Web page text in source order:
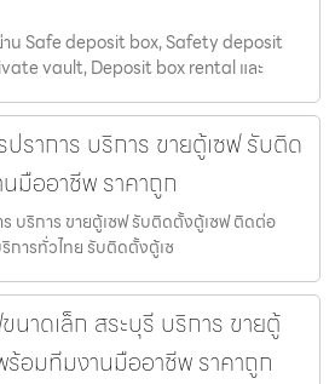
น Safe deposit box, Safety deposit
vault, Deposit box rental และ
ราการ บริการ ขายตู้เซฟ รับติด
มืออาชีพ ราคาถูก
บริการ ขายตู้เซฟ รับติดตั้งตู้เซฟ ติดต่อ
การทั่วไทย รับติดตั้งตู้เซ
นาดเล็ก สระบุรี บริการ ขายตู้
อมทีมงานมืออาชีพ ราคาถูก